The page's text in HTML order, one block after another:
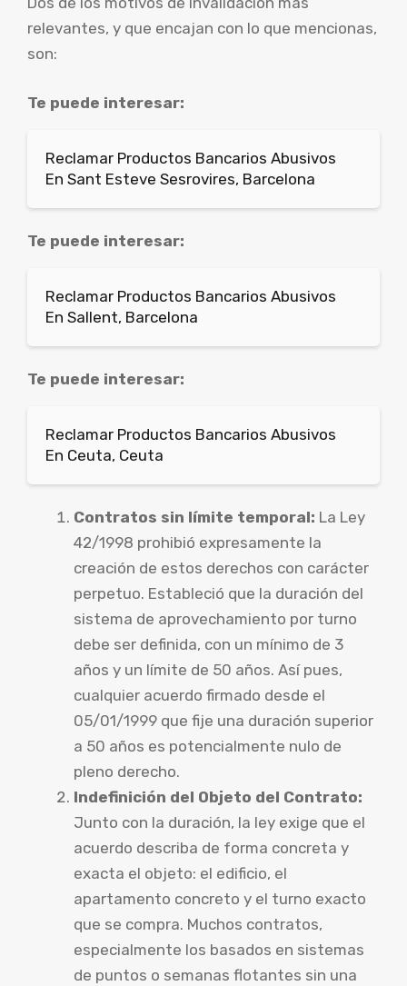
relevantes, y que encajan con lo que mencionas,
son:
Te puede interesar:
Reclamar Productos Bancarios Abusivos
En Sant Esteve Sesrovires, Barcelona
Te puede interesar:
Reclamar Productos Bancarios Abusivos
En Sallent, Barcelona
Te puede interesar:
Reclamar Productos Bancarios Abusivos
En Ceuta, Ceuta
Contratos sin límite temporal: La Ley
42/1998 prohibió expresamente la
creación de estos derechos con carácter
perpetuo. Estableció que la duración del
sistema de aprovechamiento por turno
debe ser definida, con un mínimo de 3
años y un límite de 50 años. Así pues,
cualquier acuerdo firmado desde el
05/01/1999 que fije una duración superior
a 50 años es potencialmente nulo de
pleno derecho.
Indefinición del Objeto del Contrato:
Junto con la duración, la ley exige que el
acuerdo describa de forma concreta y
exacta el objeto: el edificio, el
apartamento concreto y el turno exacto
que se compra. Muchos contratos,
especialmente los basados en sistemas
de puntos o semanas flotantes sin una